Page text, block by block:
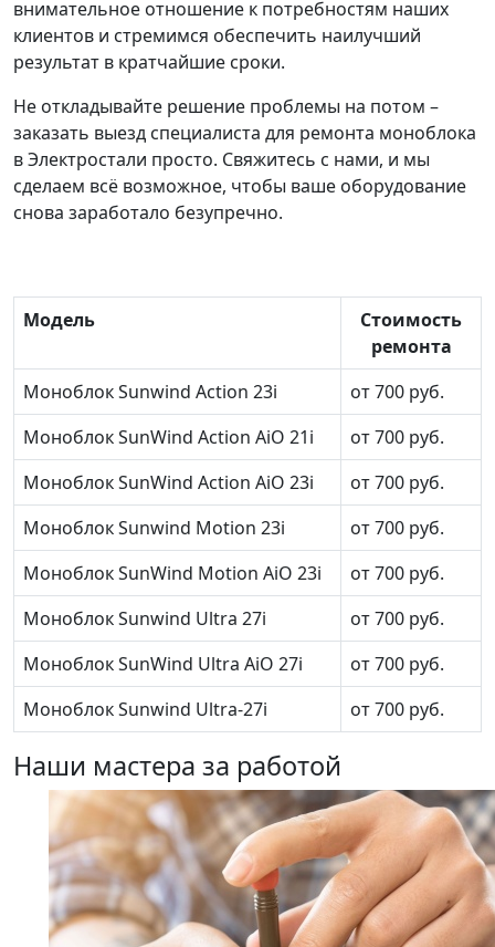
внимательное отношение к потребностям наших
клиентов и стремимся обеспечить наилучший
результат в кратчайшие сроки.
Не откладывайте решение проблемы на потом –
заказать выезд специалиста для ремонта моноблока
в Электростали просто. Свяжитесь с нами, и мы
сделаем всё возможное, чтобы ваше оборудование
снова заработало безупречно.
Модель
Стоимость
ремонта
Моноблок Sunwind Action 23i
от 700 руб.
Моноблок SunWind Action AiO 21i
от 700 руб.
Моноблок SunWind Action AiO 23i
от 700 руб.
Моноблок Sunwind Motion 23i
от 700 руб.
Моноблок SunWind Motion AiO 23i
от 700 руб.
Моноблок Sunwind Ultra 27i
от 700 руб.
Моноблок SunWind Ultra AiO 27i
от 700 руб.
Моноблок Sunwind Ultra-27i
от 700 руб.
Наши мастера за работой